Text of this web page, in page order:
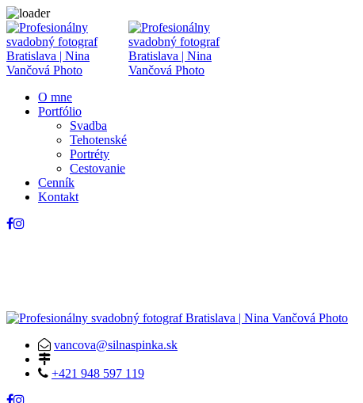
O mne
Portfólio
Svadba
Tehotenské
Portréty
Cestovanie
Cenník
Kontakt
vancova@silnaspinka.sk
+421 948 597 119